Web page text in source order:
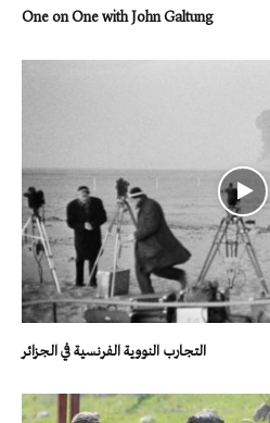
One on One with John Galtung
التجارب النووية الفرنسية في الجزائر